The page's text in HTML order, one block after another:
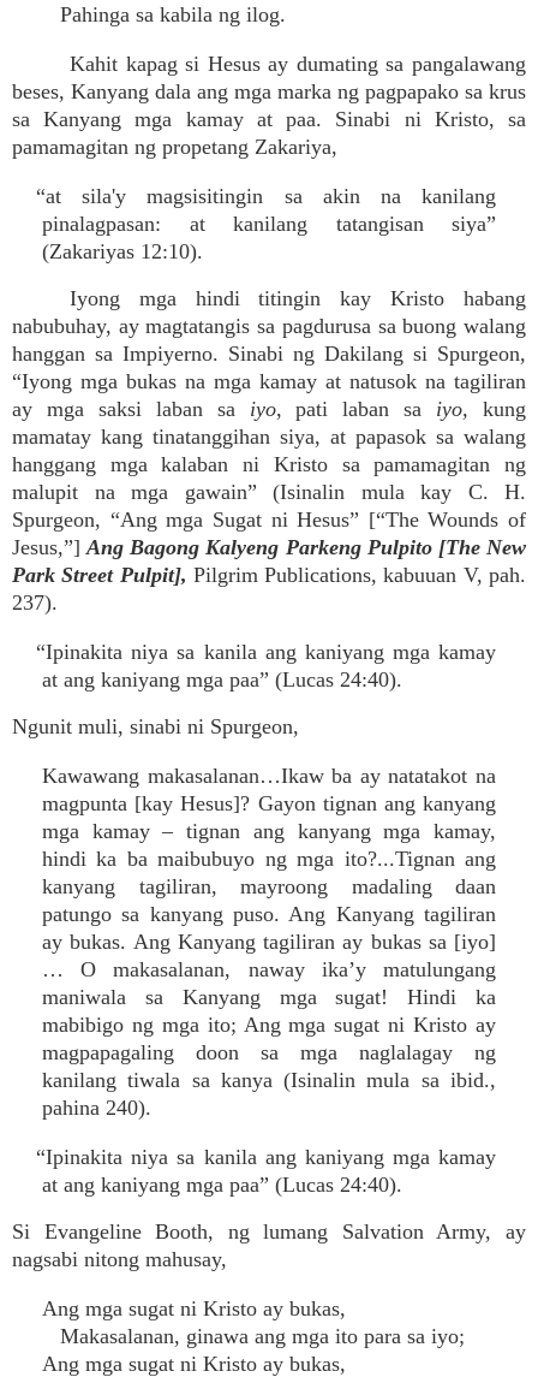
Pahinga sa kabila ng ilog.
Kahit kapag si Hesus ay dumating sa pangalawang
beses, Kanyang dala ang mga marka ng pagpapako sa krus
sa Kanyang mga kamay at paa. Sinabi ni Kristo, sa
pamamagitan ng propetang Zakariya,
“at sila'y magsisitingin sa akin na kanilang
pinalagpasan: at kanilang tatangisan siya”
(Zakariyas 12:10).
Iyong mga hindi titingin kay Kristo habang
nabubuhay, ay magtatangis sa pagdurusa sa buong walang
hanggan sa Impiyerno. Sinabi ng Dakilang si Spurgeon,
“Iyong mga bukas na mga kamay at natusok na tagiliran
ay mga saksi laban sa iyo, pati laban sa iyo, kung
mamatay kang tinatanggihan siya, at papasok sa walang
hanggang mga kalaban ni Kristo sa pamamagitan ng
malupit na mga gawain” (Isinalin mula kay C. H.
Spurgeon, “Ang mga Sugat ni Hesus” [“The Wounds of
Jesus,”]Ang Bagong Kalyeng Parkeng Pulpito [The New
Park Street Pulpit], Pilgrim Publications, kabuuan V, pah.
237).
“Ipinakita niya sa kanila ang kaniyang mga kamay
at ang kaniyang mga paa” (Lucas 24:40).
Ngunit muli, sinabi ni Spurgeon,
Kawawang makasalanan…Ikaw ba ay natatakot na
magpunta [kay Hesus]? Gayon tignan ang kanyang
mga kamay – tignan ang kanyang mga kamay,
hindi ka ba maibubuyo ng mga ito?...Tignan ang
kanyang tagiliran, mayroong madaling daan
patungo sa kanyang puso. Ang Kanyang tagiliran
ay bukas. Ang Kanyang tagiliran ay bukas sa [iyo]
… O makasalanan, naway ika’y matulungang
maniwala sa Kanyang mga sugat! Hindi ka
mabibigo ng mga ito; Ang mga sugat ni Kristo ay
magpapagaling doon sa mga naglalagay ng
kanilang tiwala sa kanya (Isinalin mula sa ibid.,
pahina 240).
“Ipinakita niya sa kanila ang kaniyang mga kamay
at ang kaniyang mga paa” (Lucas 24:40).
Si Evangeline Booth, ng lumang Salvation Army, ay
nagsabi nitong mahusay,
Ang mga sugat ni Kristo ay bukas,
Makasalanan, ginawa ang mga ito para sa iyo;
Ang mga sugat ni Kristo ay bukas,